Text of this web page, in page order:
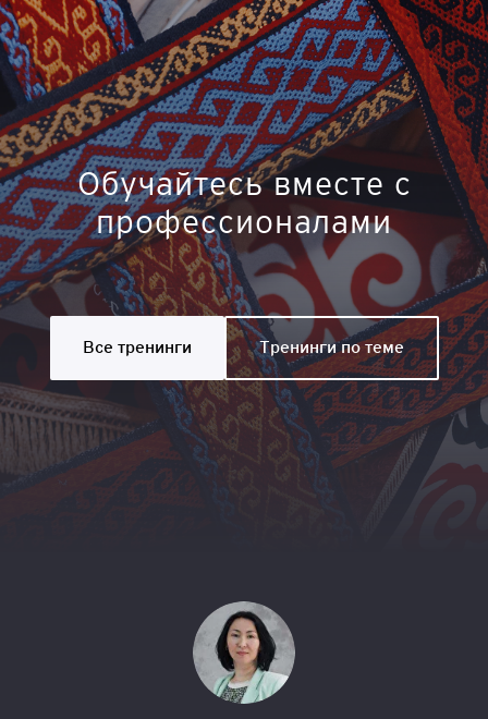
Обучайтесь вместе с
профессионалами
Все тренинги Тренинги по теме